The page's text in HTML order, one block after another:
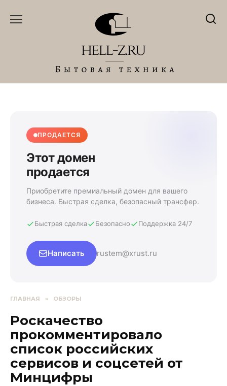
ПРОДАЕТСЯ
Этот домен
продается
Приобретите премиальный домен для вашего
бизнеса. Быстрая сделка, безопасный трансфер.
Быстрая сделка Безопасно Поддержка 24/7
Написать rustem@xrust.ru
ГЛАВНАЯ » ОБЗОРЫ
Роскачество
прокомментировало
список российских
сервисов и соцсетей от
Минцифры